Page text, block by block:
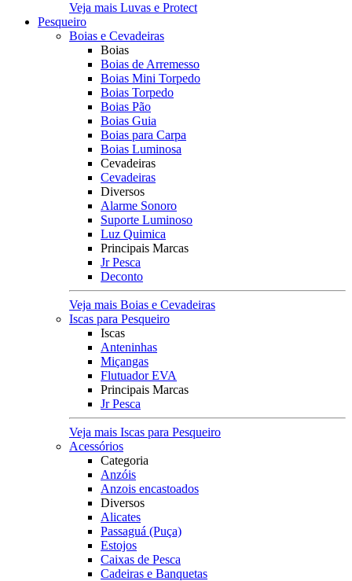
Veja mais Luvas e Protect
Pesqueiro
Boias e Cevadeiras
Boias
Boias de Arremesso
Boias Mini Torpedo
Boias Torpedo
Boias Pão
Boias Guia
Boias para Carpa
Boias Luminosa
Cevadeiras
Cevadeiras
Diversos
Alarme Sonoro
Suporte Luminoso
Luz Quimica
Principais Marcas
Jr Pesca
Deconto
Veja mais Boias e Cevadeiras
Iscas para Pesqueiro
Iscas
Anteninhas
Miçangas
Flutuador EVA
Principais Marcas
Jr Pesca
Veja mais Iscas para Pesqueiro
Acessórios
Categoria
Anzóis
Anzois encastoados
Diversos
Alicates
Passaguá (Puça)
Estojos
Caixas de Pesca
Cadeiras e Banquetas